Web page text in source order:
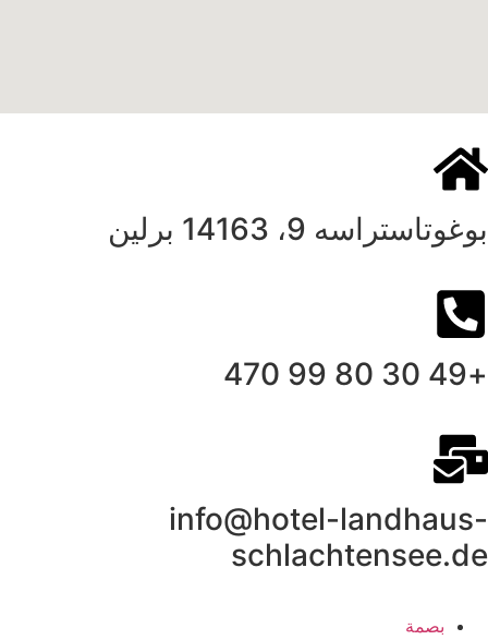
بوغوتاستراسه 9، 14163 برلين
+49 30 80 99 470
info@hotel-landhaus-
schlachtensee.de
بصمة